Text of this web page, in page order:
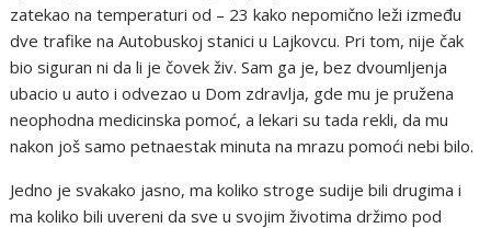
zatekao na temperaturi od – 23 kako nepomično leži između
dve trafike na Autobuskoj stanici u Lajkovcu. Pri tom, nije čak
bio siguran ni da li je čovek živ. Sam ga je, bez dvoumljenja
ubacio u auto i odvezao u Dom zdravlja, gde mu je pružena
neophodna medicinska pomoć, a lekari su tada rekli, da mu
nakon još samo petnaestak minuta na mrazu pomoći nebi bilo.
Jedno je svakako jasno, ma koliko stroge sudije bili drugima i
ma koliko bili uvereni da sve u svojim životima držimo pod